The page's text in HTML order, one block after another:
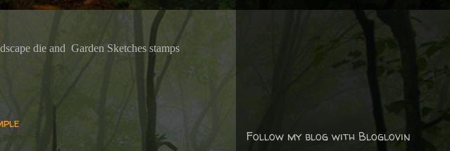
die and Garden Sketches stamps
Follow my blog with Bloglovin